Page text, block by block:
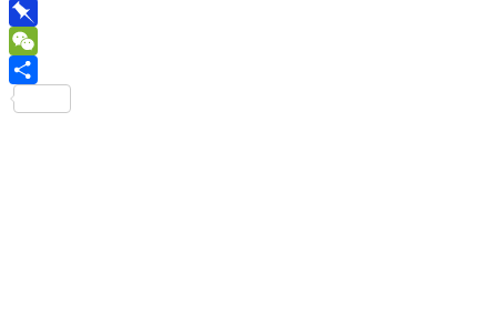
Copy
Link
Pinboard
WeChat